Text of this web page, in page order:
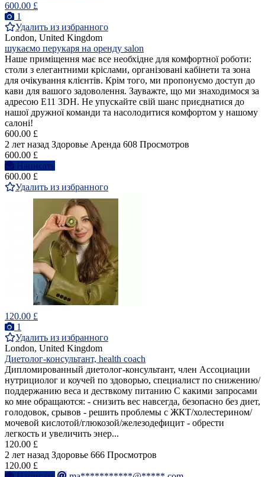
600.00 £
1
Удалить из избранного
London, United Kingdom
шукаємо перукаря на оренду salon
Наше приміщення має все необхідне для комфортної роботи:
столи з елегантними кріслами, організовані кабінети та зона
для очікування клієнтів. Крім того, ми пропонуємо доступ до
кави для вашого задоволення. Зауважте, що ми знаходимося за
адресою E11 3DH. Не упускайте свій шанс приєднатися до
нашої дружної команди та насолодитися комфортом у нашому
салоні!
600.00 £
2 лет назад Здоровье Аренда 608 Просмотров
600.00 £
Написать
600.00 £
Удалить из избранного
120.00 £
1
Удалить из избранного
London, United Kingdom
Диетолог-консультант, health coach
Дипломированный диетолог-консультант, член Ассоциации
нутрициолог и коучей по здоворью, специалист по снижению/
поддержанию веса и дествкому питанию С какими запросами
ко мне обращаются: - снизить вес навсегда, безопасно без диет,
голодовок, срывов - решить проблемы с ЖКТ/холестерином/
мочевой кислотой/глюкозой/железодефицит - обрести
легкость и увеличить энер...
120.00 £
2 лет назад Здоровье 666 Просмотров
120.00 £